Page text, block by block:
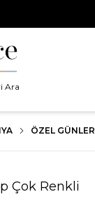
ÖZEL GÜNLER
Çok Renkli